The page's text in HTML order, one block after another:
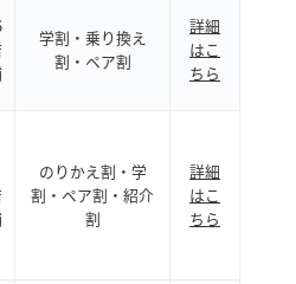
学割・乗り換え
割・ペア割
詳細
はこ
ちら
のりかえ割・学
割・ペア割・紹介
割
詳細
はこ
ちら